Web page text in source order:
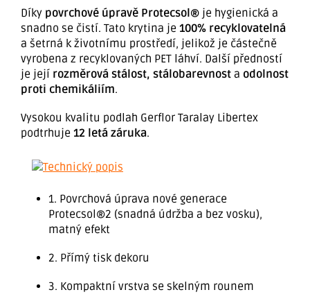
Díky povrchové úpravě Protecsol® je hygienická a
snadno se čistí. Tato krytina je 100% recyklovatelná
a šetrná k životnímu prostředí, jelikož je částečně
vyrobena z recyklovaných PET láhví. Další předností
je její rozměrová stálost, stálobarevnost a odolnost
proti chemikáliím.
Vysokou kvalitu podlah Gerflor Taralay Libertex
podtrhuje 12 letá záruka.
1. Povrchová úprava nové generace
Protecsol®2 (snadná údržba a bez vosku),
matný efekt
2. Přímý tisk dekoru
3. Kompaktní vrstva se skelným rounem